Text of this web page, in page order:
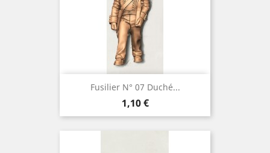
Fusilier N° 07 Duché...
Prix
1,10 €